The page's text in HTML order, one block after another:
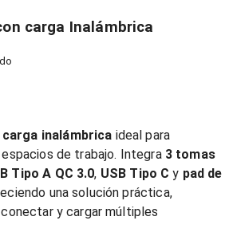
carga Inalámbrica
inalámbrica ideal para
de trabajo. Integra 3 tomas
Tipo A QC 3.0, USB Tipo C y pad de
una solución práctica,
y cargar múltiples